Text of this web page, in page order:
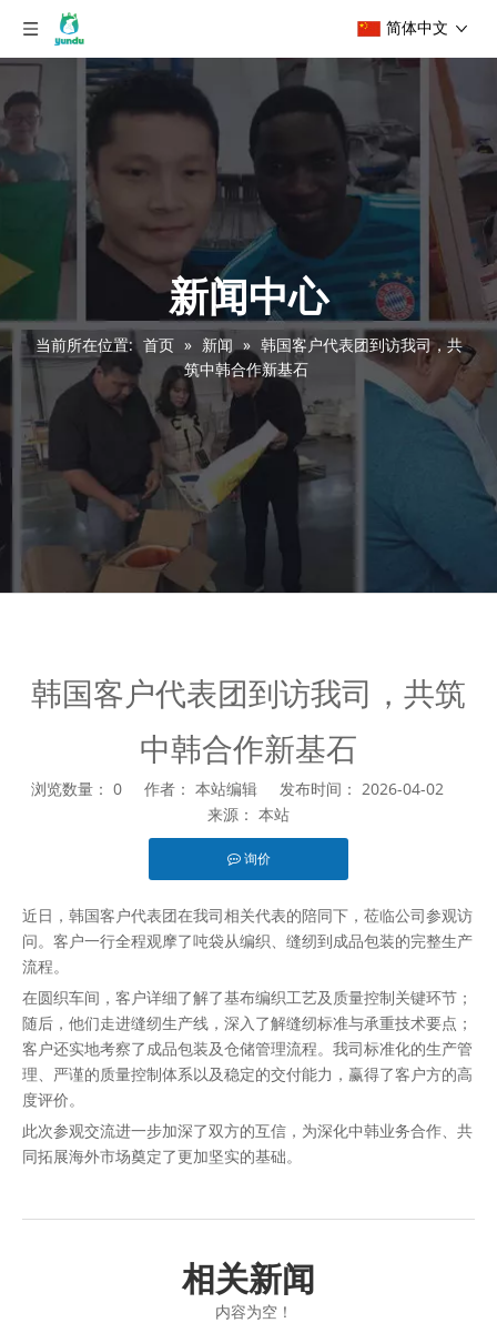
简体中文
新闻中心
当前所在位置: 首页 » 新闻 » 韩国客户代表团到访我司，共
筑中韩合作新基石
韩国客户代表团到访我司，共筑
中韩合作新基石
浏览数量： 0 作者： 本站编辑 发布时间： 2026-04-02
来源： 本站
询价
近日，韩国客户代表团在我司相关代表的陪同下，莅临公司参观访
问。客户一行全程观摩了吨袋从编织、缝纫到成品包装的完整生产
流程。
在圆织车间，客户详细了解了基布编织工艺及质量控制关键环节；
随后，他们走进缝纫生产线，深入了解缝纫标准与承重技术要点；
客户还实地考察了成品包装及仓储管理流程。我司标准化的生产管
理、严谨的质量控制体系以及稳定的交付能力，赢得了客户方的高
度评价。
此次参观交流进一步加深了双方的互信，为深化中韩业务合作、共
同拓展海外市场奠定了更加坚实的基础。
相关新闻
内容为空！